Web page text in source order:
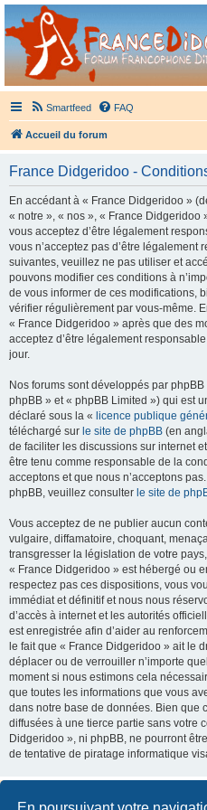
France Didgeridoo
Didgeridoo et Guimbarde sur France
Smartfeed FAQ
Accueil du forum
France Didgeridoo -
En accédant à « France Didgeridoo »
« notre », « nos », « France Didgeridoo
vous acceptez d’être légalement
vous n’acceptez pas d’être
suivantes, veuillez ne pas utiliser et
pouvons modifier ces conditions à
de vous informer de ces modifications,
vérifier régulièrement par vous-même.
« France Didgeridoo » après que des
acceptez d’être légalement
jour.
Nos forums sont développés par
phpBB » et « phpBB Limited ») qui est
déclaré sous la « licence publique
téléchargé sur le site de phpBB (en
de faciliter les discussions sur internet
être tenu comme responsable de la
acceptons et que nous n’acceptons
phpBB, veuillez consulter le site de
Vous acceptez de ne publier aucun
vulgaire, diffamatoire, choquant,
transgresser la législation de votre
« France Didgeridoo » est hébergé ou
respectez pas ces dispositions, vous
immédiat et définitif et nous nous
d’accès à internet et les autorités
est enregistrée afin d’aider au
le fait que « France Didgeridoo » ait le
déplacer ou de verrouiller n’importe
moment si nous estimons cela
que toutes les informations que vous
dans notre base de données. Bien que
diffusées à une tierce partie sans votre
Didgeridoo », ni phpBB, ne pourront
de tentative de piratage informatique